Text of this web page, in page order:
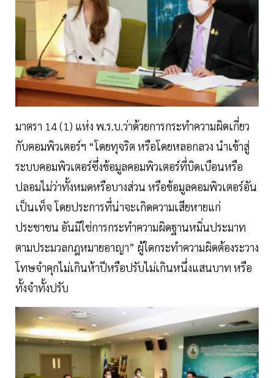
มาตรา 14 (1) แห่ง พ.ร.บ.ว่าด้วยการกระทำความผิดเกี่ยว
กับคอมพิวเตอร์ฯ “โดยทุจริต หรือโดยหลอกลวง นำเข้าสู่
ระบบคอมพิวเตอร์ซึ่งข้อมูลคอมพิวเตอร์ที่บิดเบือนหรือ
ปลอมไม่ว่าทั้งหมดหรือบางส่วน หรือข้อมูลคอมพิวเตอร์อัน
เป็นเท็จ โดยประการที่น่าจะเกิดความเสียหายแก่
ประชาชน อันมิใช่การกระทำความผิดฐานหมิ่นประมาท
ตามประมวลกฎหมายอาญา” ผู้ใดกระทำความผิดต้องระวาง
โทษจำคุกไม่เกินห้าปีหรือปรับไม่เกินหนึ่งแสนบาท หรือ
ทั้งจำทั้งปรับ